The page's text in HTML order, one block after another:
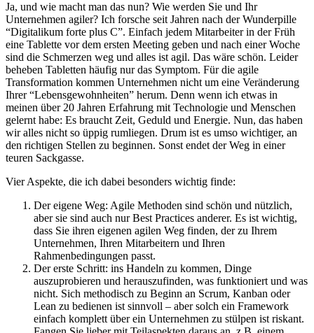
Ja, und wie macht man das nun? Wie werden Sie und Ihr
Unternehmen agiler? Ich forsche seit Jahren nach der Wunderpille
“Digitalikum forte plus C”. Einfach jedem Mitarbeiter in der Früh
eine Tablette vor dem ersten Meeting geben und nach einer Woche
sind die Schmerzen weg und alles ist agil. Das wäre schön. Leider
beheben Tabletten häufig nur das Symptom. Für die agile
Transformation kommen Unternehmen nicht um eine Veränderung
Ihrer “Lebensgewohnheiten” herum. Denn wenn ich etwas in
meinen über 20 Jahren Erfahrung mit Technologie und Menschen
gelernt habe: Es braucht Zeit, Geduld und Energie. Nun, das haben
wir alles nicht so üppig rumliegen. Drum ist es umso wichtiger, an
den richtigen Stellen zu beginnen. Sonst endet der Weg in einer
teuren Sackgasse.
Vier Aspekte, die ich dabei besonders wichtig finde:
Der eigene Weg: Agile Methoden sind schön und nützlich,
aber sie sind auch nur Best Practices anderer. Es ist wichtig,
dass Sie ihren eigenen agilen Weg finden, der zu Ihrem
Unternehmen, Ihren Mitarbeitern und Ihren
Rahmenbedingungen passt.
Der erste Schritt: ins Handeln zu kommen, Dinge
auszuprobieren und herauszufinden, was funktioniert und was
nicht. Sich methodisch zu Beginn an Scrum, Kanban oder
Lean zu bedienen ist sinnvoll – aber solch ein Framework
einfach komplett über ein Unternehmen zu stülpen ist riskant.